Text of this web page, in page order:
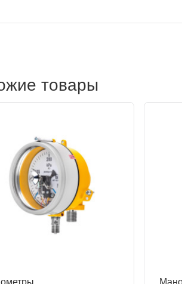
товары